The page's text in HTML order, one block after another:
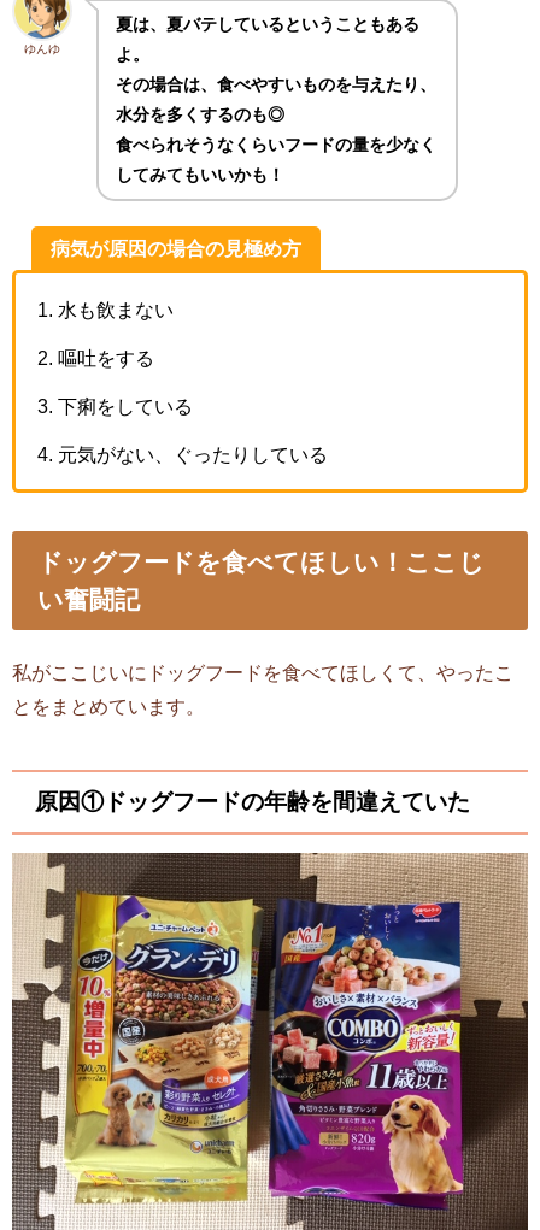
ゆんゆ
夏は、夏バテしているということもある
よ。
その場合は、食べやすいものを与えたり、
水分を多くするのも◎
食べられそうなくらいフードの量を少なく
してみてもいいかも！
病気が原因の場合の見極め方
水も飲まない
嘔吐をする
下痢をしている
元気がない、ぐったりしている
ドッグフードを食べてほしい！ここじ
い奮闘記
私がここじいにドッグフードを食べてほしくて、やったこ
とをまとめています。
原因①ドッグフードの年齢を間違えていた